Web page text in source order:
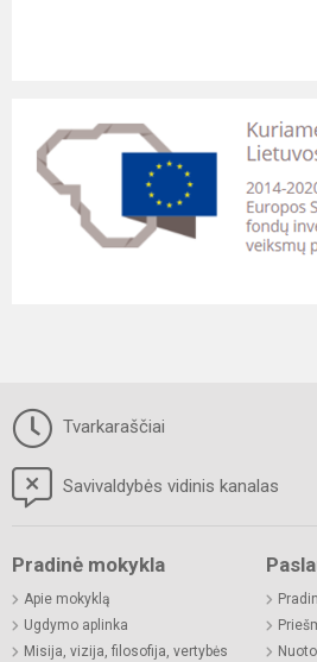
Tvarkaraščiai
Savivaldybės vidinis kanalas
Pradinė mokykla
Apie mokyklą
Ugdymo aplinka
Misija, vizija, filosofija, vertybės